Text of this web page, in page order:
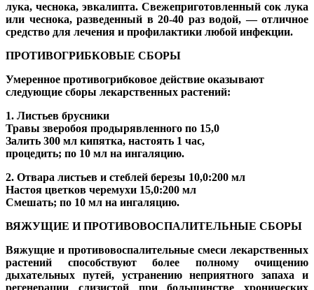
лука, чеснока, эвкалипта. Свежеприготовленный сок лука
или чеснока, разведенный в 20-40 раз водой, — отличное
средство для лечения и профилактики любой инфекции.
ПРОТИВОГРИБКОВЫЕ СБОРЫ
Умеренное противогрибковое действие оказывают
следующие сборы лекарственных растений:
1. Листьев брусники
Травы зверобоя продырявленного по 15,0
Залить 300 мл кипятка, настоять 1 час,
процедить; по 10 мл на ингаляцию.
2. Отвара листьев и стеблей березы 10,0:200 мл
Настоя цветков черемухи 15,0:200 мл
Смешать; по 10 мл на ингаляцию.
ВЯЖУЩИЕ И ПРОТИВОВОСПАЛИТЕЛЬНЫЕ СБОРЫ
Вяжущие и противовоспалительные смеси лекарственных
растений способствуют более полному очищению
дыхательных путей, устранению неприятного запаха и
регенерации слизистой при большинстве хронических